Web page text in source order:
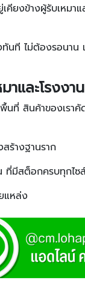
ยงข้างผู้รับเหมาแ
ที ไม่ต้องรอนาน
าและโรงงาน
สินค้าของเรา
ร้างฐานราก
ที่มีสต็อกครบทุกไซ
แหล่ง